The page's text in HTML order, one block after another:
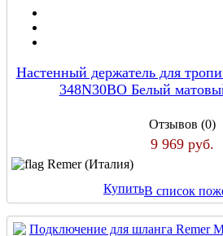
Настенный держатель для
348N30BO Белый
Отзывов (0)
9 969 руб.
Remer (Италия)
КупитьВ список